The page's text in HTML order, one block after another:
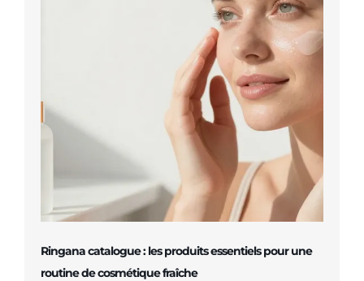
Ringana catalogue : les produits essentiels pour une
routine de cosmétique fraîche